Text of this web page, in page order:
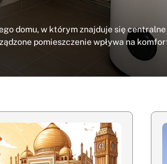
domu, w którym znajduje się
pomieszczenie wpływa na